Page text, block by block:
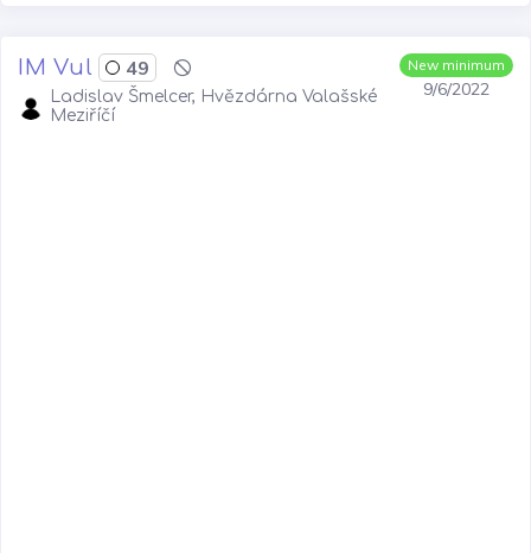
New minimum
9/6/2022
IM Vul 49
Ladislav Šmelcer, Hvězdárna Valašské
Meziříčí